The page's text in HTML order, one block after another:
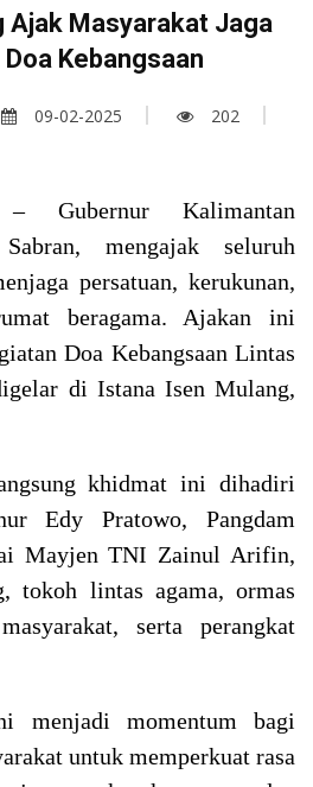
Ajak Masyarakat Jaga
Kebangsaan
09-02-2025
202
Gubernur Kalimantan
mengajak seluruh
persatuan, kerukunan,
beragama. Ajakan ini
Doa Kebangsaan Lintas
di Istana Isen Mulang,
khidmat ini dihadiri
Edy Pratowo, Pangdam
Mayjen TNI Zainul Arifin,
tokoh lintas agama, ormas
serta perangkat
menjadi momentum bagi
untuk memperkuat rasa